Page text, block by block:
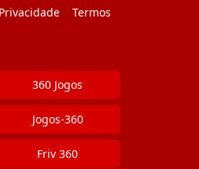
Privacidade Termos
360 Jogos
Jogos-360
Friv 360